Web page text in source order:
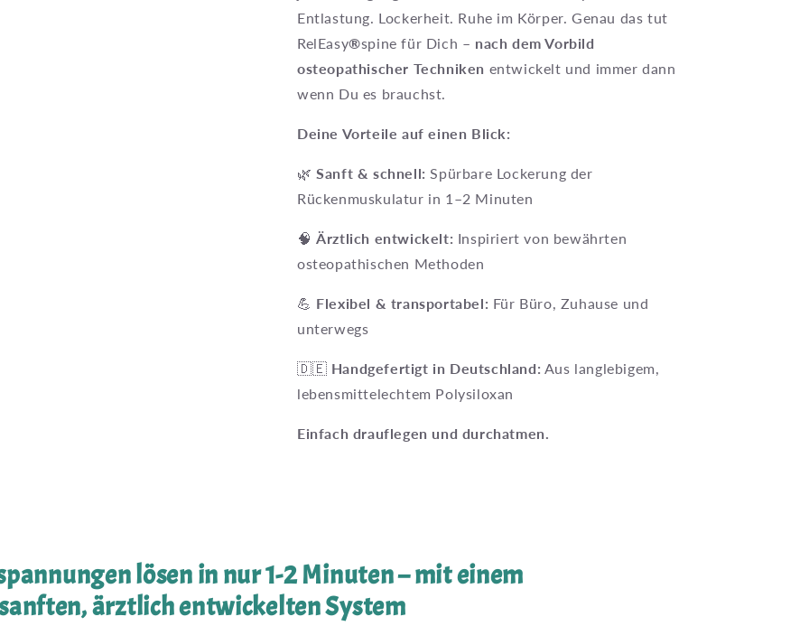
Entlastung. Lockerheit. Ruhe im Körper. Genau das tut
RelEasy®spine für Dich – nach dem Vorbild
osteopathischer Techniken entwickelt und immer dann
wenn Du es brauchst.
Deine Vorteile auf einen Blick:
🌿Sanft & schnell: Spürbare Lockerung der
Rückenmuskulatur in 1–2 Minuten
🧠Ärztlich entwickelt: Inspiriert von bewährten
osteopathischen Methoden
💪 Flexibel & transportabel: Für Büro, Zuhause und
unterwegs
🇩🇪 Handgefertigt in Deutschland: Aus langlebigem,
lebensmittelechtem Polysiloxan
Einfach drauflegen und durchatmen.
lösen in nur 1-2 Minuten – mit einem
ärztlich entwickelten System